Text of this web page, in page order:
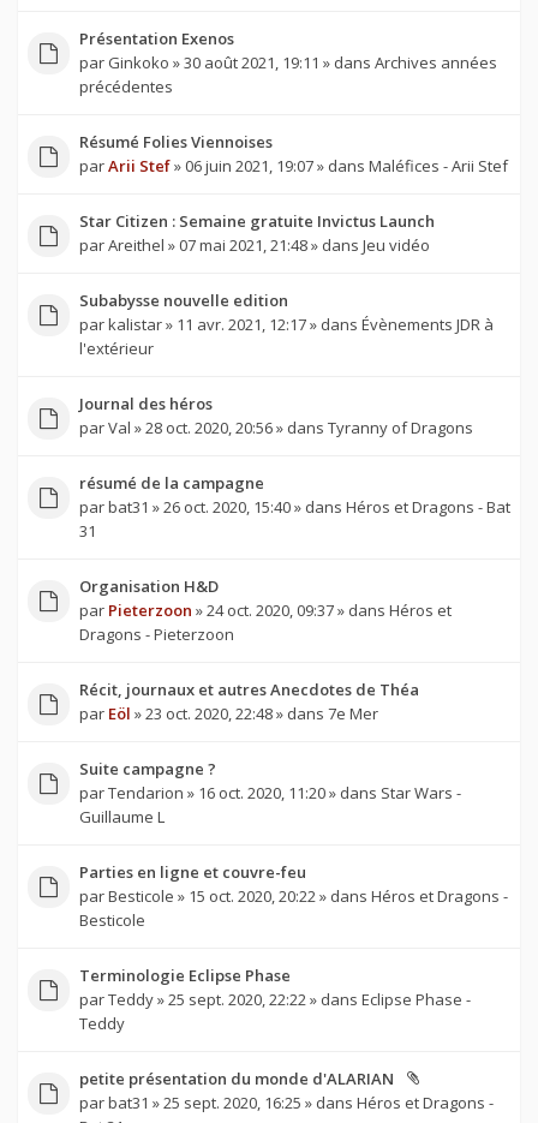
Présentation Exenos
par Ginkoko » 30 août 2021, 19:11 » dans Archives années
précédentes
Résumé Folies Viennoises
parArii Stef» 06 juin 2021, 19:07 » dans Maléfices - Arii Stef
Star Citizen : Semaine gratuite Invictus Launch
parAreithel » 07 mai 2021, 21:48 » dans Jeu vidéo
Subabysse nouvelle edition
parkalistar» 11 avr. 2021, 12:17 » dans Évènements JDR à
l'extérieur
Journal des héros
parVal » 28 oct. 2020, 20:56 » dans Tyranny of Dragons
résumé de la campagne
parbat31 » 26 oct. 2020, 15:40 » dans Héros et Dragons - Bat
31
Organisation H&D
par Pieterzoon » 24 oct. 2020, 09:37 » dans Héros et
Dragons - Pieterzoon
Récit, journaux et autres Anecdotes de Théa
par Eöl » 23 oct. 2020, 22:48 » dans 7e Mer
Suite campagne ?
parTendarion » 16 oct. 2020, 11:20 » dans Star Wars -
Guillaume L
Parties en ligne et couvre-feu
parBesticole » 15 oct. 2020, 20:22 » dans Héros et Dragons -
Besticole
Terminologie Eclipse Phase
parTeddy» 25 sept. 2020, 22:22 » dans Eclipse Phase -
Teddy
petite présentation du monde d'ALARIAN
parbat31 » 25 sept. 2020, 16:25 » dans Héros et Dragons -